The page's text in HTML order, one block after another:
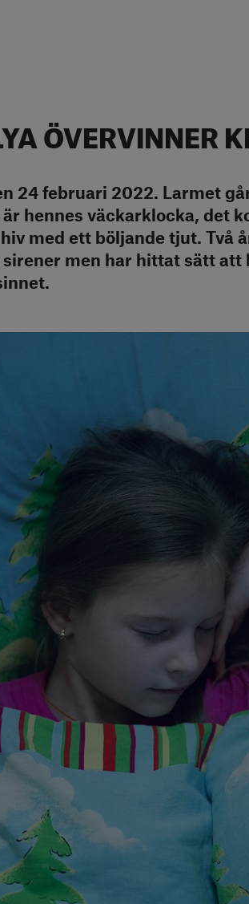
ÖVERVINNER
24 februari 2022. Larmet
hennes väckarklocka, det
med ett böljande tjut. Två
men har hittat sätt att